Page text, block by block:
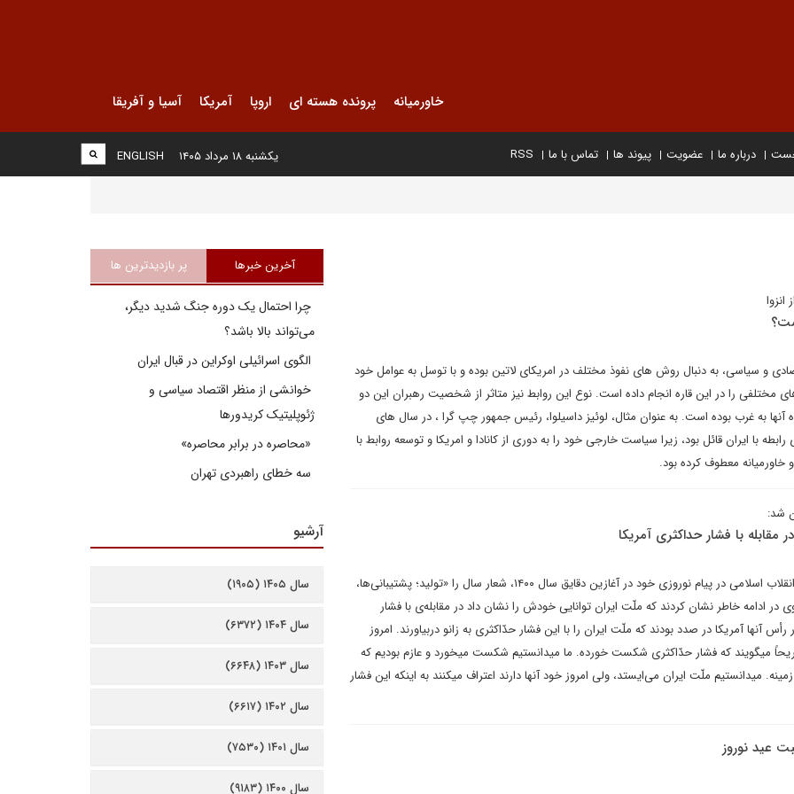
خاورمیانه پرونده هسته ای اروپا آمریکا آسیا و آفریقا
درباره ما عضویت پیوند ها تماس با ما RSS
ENGLISH یکشنبه ۱۸ مرداد ۱۴۰۵
و سیاسی، به دنبال روش های نفوذ مختلف در امریکای لاتین بوده و با توسل به عوامل خود
مختلفی را در این قاره انجام داده است. نوع این روابط نیز متاثر از شخصیت رهبران این دو
آنها به غرب بوده است. به عنوان مثال، لوئیز داسیلوا، رئیس جمهور چپ گرا ، در سال های
را برای رابطه با ایران قائل بود، زیرا سیاست خارجی خود را به دوری از کانادا و امریکا و توسعه روابط با
خاورمیانه معطوف کرده بود.
شد:
مقابله با فشار حداکثری آمریکا
حضرت آیت الله خامنه ای، رهبر انقلاب اسلامی در پیام نوروزی خود در آغازین دقایق سال ۱۴۰۰، شعار سال را «تولید؛ پشتیبانی‌ها،
در ادامه خاطر نشان کردند که ملّت ایران توانایی خودش را نشان داد در مقابله‌ی با فشار
آنها آمریکا در صدد بودند که ملّت ایران را با این فشار حدّاکثری به زانو دربیاورند. امروز
میگویند که فشار حدّاکثری شکست خورده. ما میدانستیم شکست میخورد و عازم بودیم که
میدانستیم ملّت ایران می‌ایستد، ولی امروز خود آنها دارند اعتراف میکنند به اینکه این فشار
عید نوروز
آخرین خبرها پر بازدیدترین ها
چرا احتمال یک دوره جنگ شدید دیگر،
می‌تواند بالا باشد؟
الگوی اسرائیلی اوکراین در قبال ایران
خوانشی از منظر اقتصاد سیاسی و
ژئوپلیتیک کریدورها
«محاصره در برابر محاصره»
سه خطای راهبردی تهران
آرشیو
سال ۱۴۰۵ (۱۹۰۵)
سال ۱۴۰۴ (۶۳۷۲)
سال ۱۴۰۳ (۶۶۴۸)
سال ۱۴۰۲ (۶۶۱۷)
سال ۱۴۰۱ (۷۵۳۰)
سال ۱۴۰۰ (۹۱۸۳)